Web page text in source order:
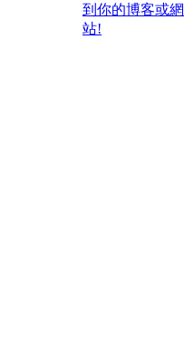
到你的博客或網
站!